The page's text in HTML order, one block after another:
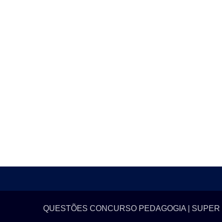
QUESTÕES CONCURSO PEDAGOGIA |